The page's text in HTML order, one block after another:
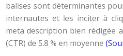
balises sont déterminantes
internautes et les inciter à
meta description bien rédigée
(CTR) de 5.8 % en moyenne